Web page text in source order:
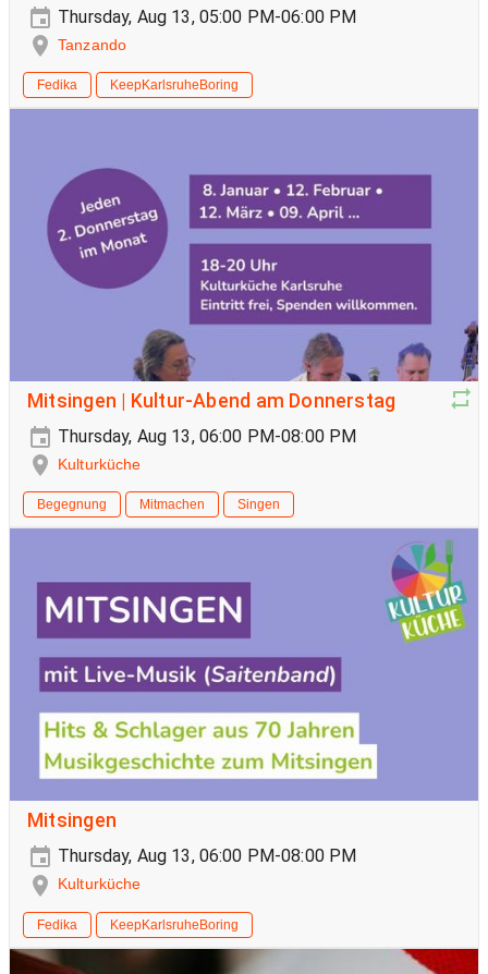
Thursday, Aug 13, 05:00 PM-06:00 PM
Tanzando
Fedika KeepKarlsruheBoring
Mitsingen | Kultur-Abend am Donnerstag
Thursday, Aug 13, 06:00 PM-08:00 PM
Kulturküche
Begegnung Mitmachen Singen
Mitsingen
Thursday, Aug 13, 06:00 PM-08:00 PM
Kulturküche
Fedika KeepKarlsruheBoring